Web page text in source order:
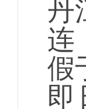
丹
连
假
即